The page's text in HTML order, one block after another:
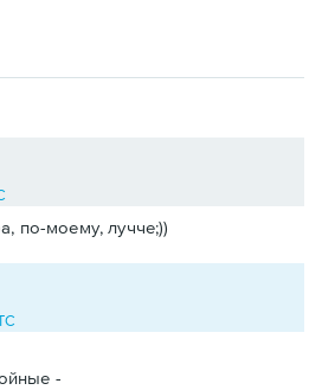
по-моему, лучче;))
-